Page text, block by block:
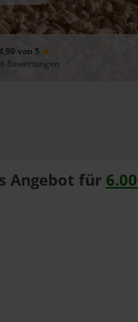
von 5
Bewertungen
Angebot für